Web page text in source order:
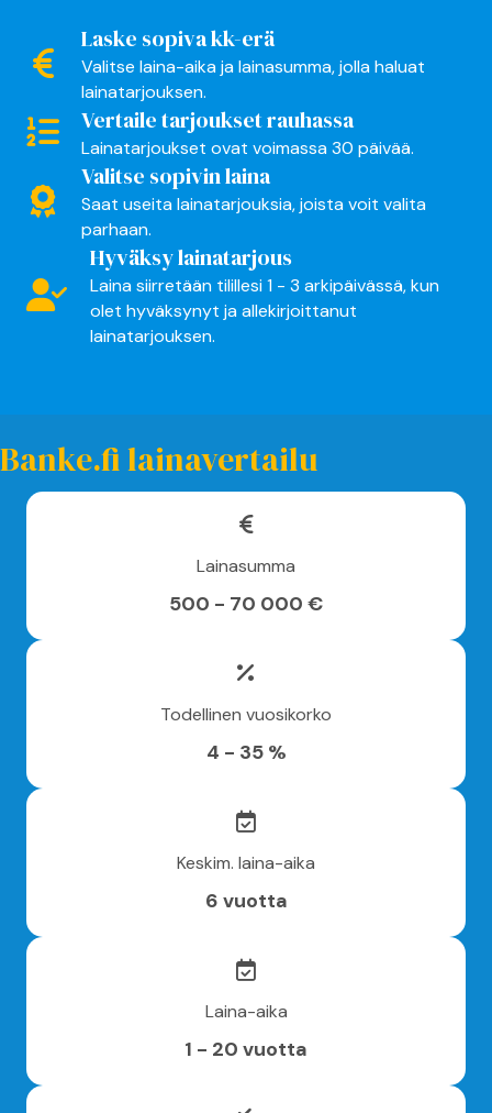
Laske sopiva kk-erä
Valitse laina-aika ja lainasumma, jolla haluat
lainatarjouksen.
Vertaile tarjoukset rauhassa
Lainatarjoukset ovat voimassa 30 päivää.
Valitse sopivin laina
Saat useita lainatarjouksia, joista voit valita
parhaan.
Hyväksy lainatarjous
Laina siirretään tilillesi 1 - 3 arkipäivässä, kun
olet hyväksynyt ja allekirjoittanut
lainatarjouksen.
Banke.fi lainavertailu
Lainasumma
500 - 70 000 €
Todellinen vuosikorko
4 - 35 %
Keskim. laina-aika
6 vuotta
Laina-aika
1 - 20 vuotta